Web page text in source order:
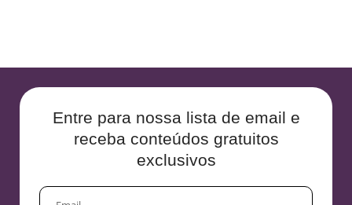
Entre para nossa lista de email e
receba conteúdos gratuitos
exclusivos
EMAIL